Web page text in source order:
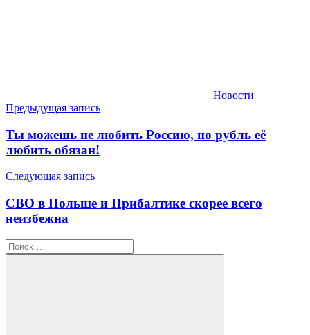
Новости
Навигация
по
записям
Предыдущая запись
Ты можешь не любить Россию, но рубль её
любить обязан!
Следующая запись
СВО в Польше и Прибалтике скорее всего
неизбежна
Найти: